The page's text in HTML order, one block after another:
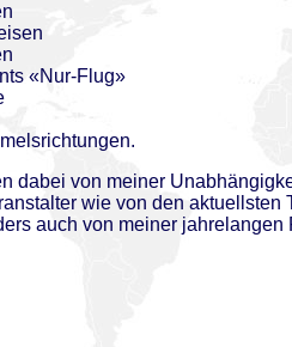
«Nur-Flug»
dabei von meiner
wie von den aktuellsten
auch von meiner jahrelangen